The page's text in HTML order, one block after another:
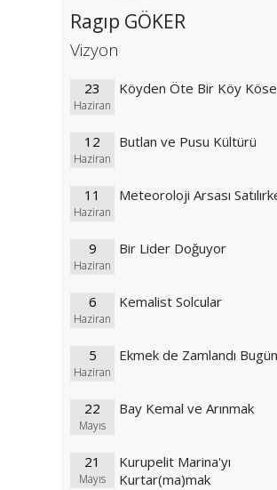
Ragıp GÖKER
Vizyon
23
Haziran
Köyden Öte Bir Köy
12
Haziran
Butlan ve Pusu Kültürü
11
Haziran
Meteoroloji Arsası
9
Haziran
Bir Lider Doğuyor
6
Haziran
Kemalist Solcular
5
Haziran
Ekmek de Zamlandı Bugün
22
Mayıs
Bay Kemal ve Arınmak
21
Mayıs
Kurupelit Marina'yı
Kurtar(ma)mak